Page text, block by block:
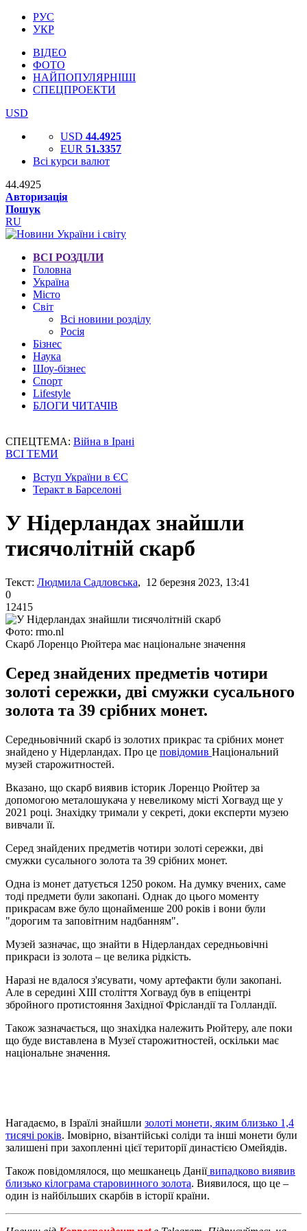
РУС
УКР
ВІДЕО
ФОТО
НАЙПОПУЛЯРНІШІ
СПЕЦПРОЕКТИ
USD
USD 44.4925
EUR 51.3357
Всі курси валют
44.4925
Авторизація
Пошук
RU
ВСІ РОЗДІЛИ
Головна
Україна
Місто
Світ
Всі новини розділу
Росія
Бізнес
Наука
Шоу-бізнес
Спорт
Lifestyle
БЛОГИ ЧИТАЧІВ
СПЕЦТЕМА: Війна в Ірані
ВСІ ТЕМИ
Вступ України в ЄС
Теракт в Барселоні
У Нідерландах знайшли
тисячолітній скарб
Текст: Людмила Садловська, 12 березня 2023, 13:41
0
12415
Фото: rmo.nl
Скарб Лоренцо Рюйтера має національне значення
Серед знайдених предметів чотири
золоті сережки, дві смужки сусального
золота та 39 срібних монет.
Середньовічний скарб із золотих прикрас та срібних монет
знайдено у Нідерландах. Про це повідомив Національний
музей старожитностей.
Вказано, що скарб виявив історик Лоренцо Рюйтер за
допомогою металошукача у невеликому місті Хогвауд ще у
2021 році. Знахідку тримали у секреті, доки експерти музею
вивчали її.
Серед знайдених предметів чотири золоті сережки, дві
смужки сусального золота та 39 срібних монет.
Одна із монет датується 1250 роком. На думку вчених, саме
тоді предмети були закопані. Однак до цього моменту
прикрасам вже було щонайменше 200 років і вони були
"дорогим та заповітним надбанням".
Музей зазначає, що знайти в Нідерландах середньовічні
прикраси із золота – це велика рідкість.
Наразі не вдалося з'ясувати, чому артефакти були закопані.
Але в середині XIII століття Хогвауд був в епіцентрі
збройного протистояння Західної Фрісландії та Голландії.
Також зазначається, що знахідка належить Рюйтеру, але поки
що буде виставлена в Музеї старожитностей, оскільки має
національне значення.
Нагадаємо, в Ізраїлі знайшли золоті монети, яким близько 1,4
тисячі років. Імовірно, візантійські соліди та інші монети були
залишені при захопленні цієї території династією Омейядів.
Також повідомлялося, що мешканець Даніївипадково виявив
близько кілограма старовинного золота. Виявилося, що це –
один із найбільших скарбів в історії країни.